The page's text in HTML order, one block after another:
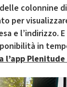
colonnine
per
e l’indirizzo.
in
l’app